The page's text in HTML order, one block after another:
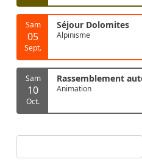
Sam
05
Sept.
Séjour Dolomites
Alpinisme
Sam
10
Oct.
Rassemblement
Animation
Rechercher